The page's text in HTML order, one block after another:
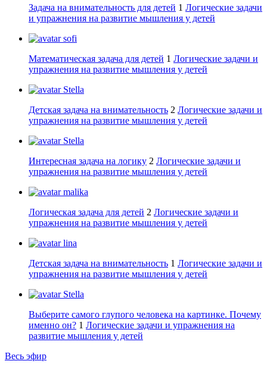
Задача на внимательность для детей 1 Логические задачи
и упражнения на развитие мышления у детей
sofi
Математическая задача для детей 1 Логические задачи и
упражнения на развитие мышления у детей
Stella
Детская задача на внимательность 2 Логические задачи и
упражнения на развитие мышления у детей
Stella
Интересная задача на логику 2 Логические задачи и
упражнения на развитие мышления у детей
malika
Логическая задача для детей 2 Логические задачи и
упражнения на развитие мышления у детей
lina
Детская задача на внимательность 1 Логические задачи и
упражнения на развитие мышления у детей
Stella
Выберите самого глупого человека на картинке. Почему
именно он? 1 Логические задачи и упражнения на
развитие мышления у детей
Весь эфир